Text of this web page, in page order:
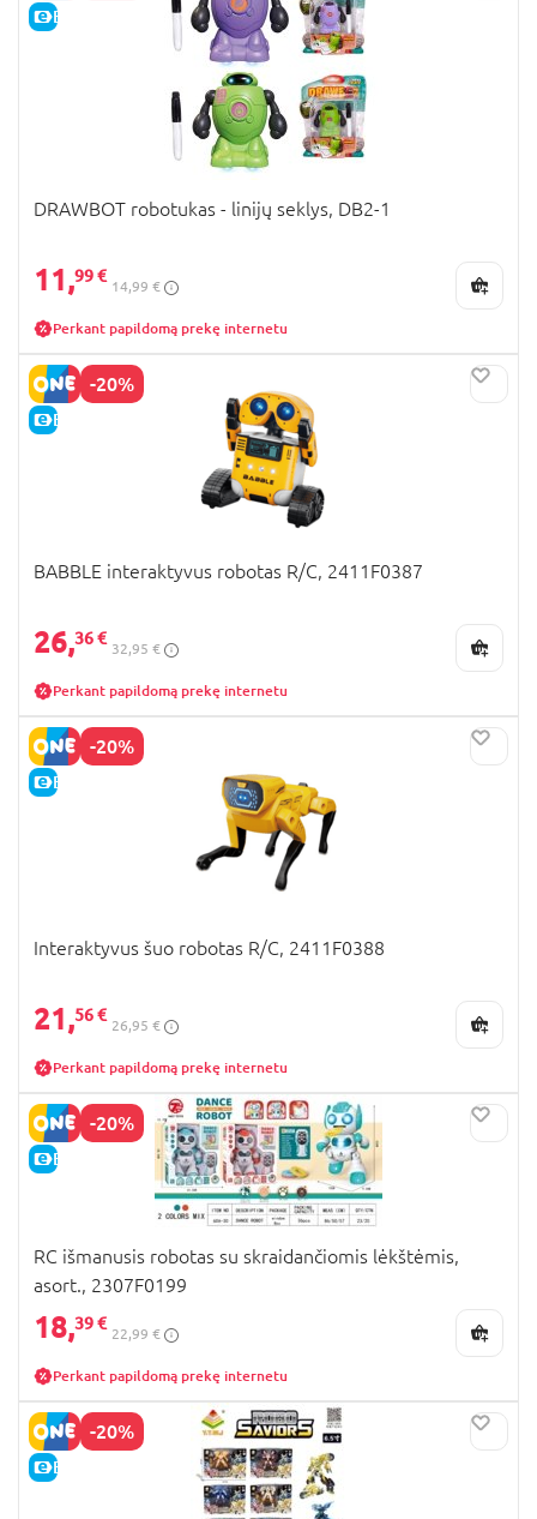
E-KAINA
DRAWBOT robotukas - linijų seklys, DB2-1
11,99 €
14,99 €
Perkant papildomą prekę internetu
-20%
E-KAINA
BABBLE interaktyvus robotas R/C, 2411F0387
26,36 €
32,95 €
Perkant papildomą prekę internetu
-20%
E-KAINA
Interaktyvus šuo robotas R/C, 2411F0388
21,56 €
26,95 €
Perkant papildomą prekę internetu
-20%
E-KAINA
RC išmanusis robotas su skraidančiomis lėkštėmis,
asort., 2307F0199
18,39 €
22,99 €
Perkant papildomą prekę internetu
-20%
E-KAINA